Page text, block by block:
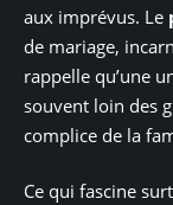
aux imprévus. Le
de mariage,
rappelle qu’une
souvent loin des
complice de la
Ce qui fascine